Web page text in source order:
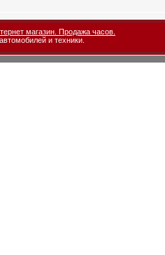
магазин. Продажа часов.
автомобилей и техники.